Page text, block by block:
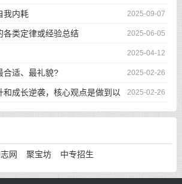
2025-09-07
我内耗
2025-06-05
各类定律或经验总结
2025-04-12
2025-02-26
合适、最礼貌?
2025-02-26
和成长逆袭，核心观点是做到以
网 聚宝坊 中专招生